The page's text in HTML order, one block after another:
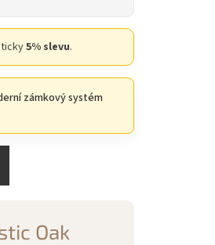
5% slevu.
zámkový systém
Oak